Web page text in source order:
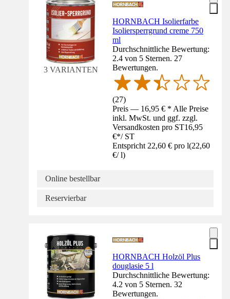
3 VARIANTEN
HORNBACH Isolierfarbe
Isoliersperrgrund creme 750
ml
Durchschnittliche Bewertung:
2.4 von 5 Sternen. 27
Bewertungen.
(27)
Preis — 16,95 € * Alle Preise
inkl. MwSt. und ggf. zzgl.
Versandkosten pro ST16,95
€*/ ST
Entspricht 22,60 € pro l(22,60
€/ l)
Online bestellbar
Reservierbar
HORNBACH Holzöl Plus
douglasie 5 l
Durchschnittliche Bewertung:
4.2 von 5 Sternen. 32
Bewertungen.